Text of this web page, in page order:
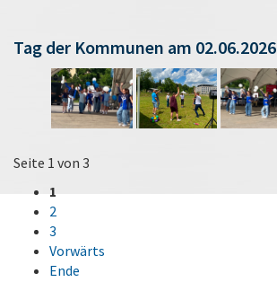
Tag der Kommunen am 02.06.2026
Seite 1 von 3
1
2
3
Vorwärts
Ende